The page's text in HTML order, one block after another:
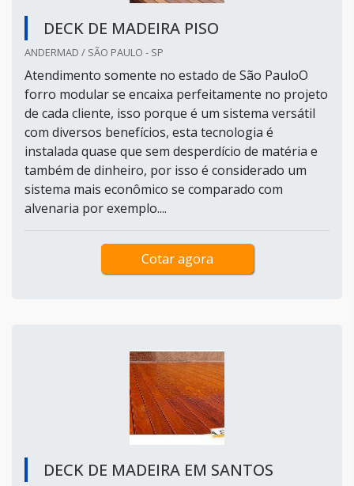
DECK DE MADEIRA PISO
ANDERMAD / SÃO PAULO - SP
Atendimento somente no estado de São PauloO
forro modular se encaixa perfeitamente no projeto
de cada cliente, isso porque é um sistema versátil
com diversos benefícios, esta tecnologia é
instalada quase que sem desperdício de matéria e
também de dinheiro, por isso é considerado um
sistema mais econômico se comparado com
alvenaria por exemplo....
Cotar agora
DECK DE MADEIRA EM SANTOS